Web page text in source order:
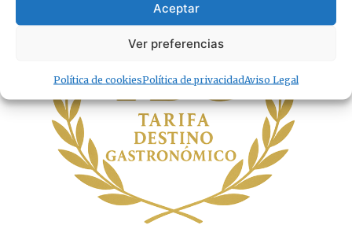
Aceptar
Ver preferencias
Política de cookiesPolítica de privacidadAviso Legal